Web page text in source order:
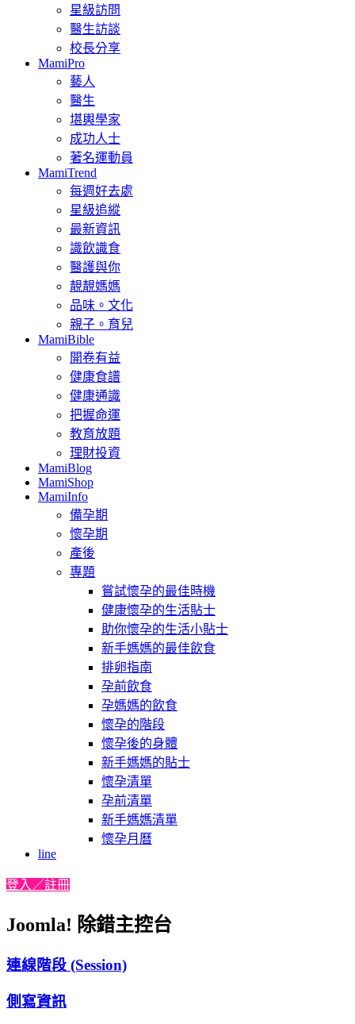
星級訪問
醫生訪談
校長分享
MamiPro
藝人
醫生
堪輿學家
成功人士
著名運動員
MamiTrend
每週好去處
星級追縱
最新資訊
識飲識食
醫護與你
靚靚媽媽
品味。文化
親子。育兒
MamiBible
開卷有益
健康食譜
健康通識
把握命運
教育放題
理財投資
MamiBlog
MamiShop
MamiInfo
備孕期
懷孕期
產後
專題
嘗試懷孕的最佳時機
健康懷孕的生活貼士
助你懷孕的生活小貼士
新手媽媽的最佳飲食
排卵指南
孕前飲食
孕媽媽的飲食
懷孕的階段
懷孕後的身體
新手媽媽的貼士
懷孕清單
孕前清單
新手媽媽清單
懷孕月曆
line
登入／註冊
Joomla! 除錯主控台
連線階段 (Session)
側寫資訊